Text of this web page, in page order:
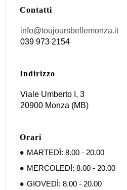
Contatti
info@toujoursbellemonza.it
039 973 2154
Indirizzo
Viale Umberto I, 3
20900 Monza (MB)
Orari
MARTEDÌ: 8.00 - 20.00
MERCOLEDÌ: 8.00 - 20.00
GIOVEDÌ: 8.00 - 20.00